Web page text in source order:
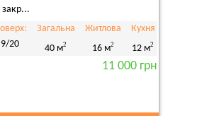
закр...
9/20
Загальна
40 м2
Житлова
16 м2
Кухня
12 м2
11 000 грн